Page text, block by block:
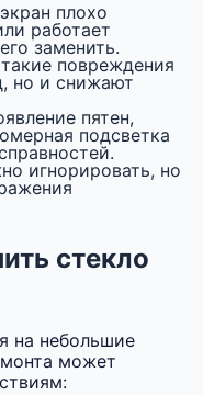
плохо
работает
заменить.
повреждения
но и снижают
пятен,
подсветка
игнорировать, но
стекло
на небольшие
может